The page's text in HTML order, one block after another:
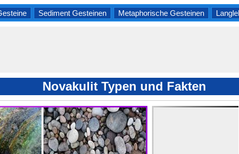
Sediment Gesteinen Metaphorische Gesteinen
Novakulit Typen und Fakten